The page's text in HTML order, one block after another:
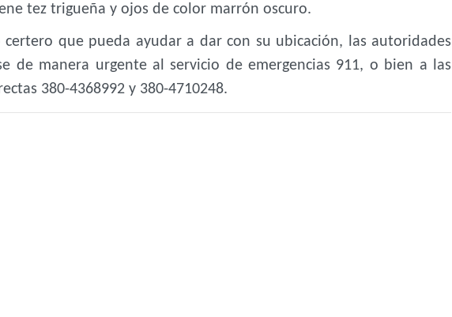
tez trigueña y ojos de color marrón oscuro.
que pueda ayudar a dar con su ubicación, las autoridades
de manera urgente al servicio de emergencias 911, o bien a las
380-4368992 y 380-4710248.